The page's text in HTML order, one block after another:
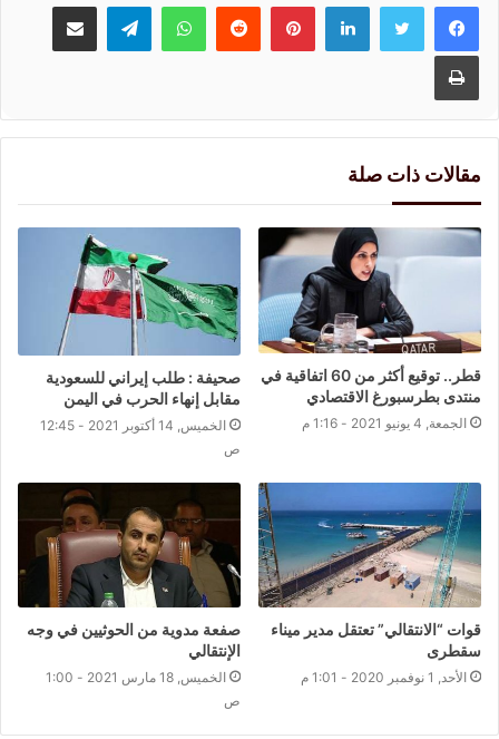
لينكدإنبينتيريست واتسابتيلقرام مشاركة عبر البريد
طباعة
مقالات ذات صلة
قطر.. توقيع أكثر من 60 اتفاقية في
منتدى بطرسبورغ الاقتصادي
الجمعة, 4 يونيو 2021 - 1:16 م
صحيفة : طلب إيراني للسعودية
مقابل إنهاء الحرب في اليمن
الخميس, 14 أكتوبر 2021 - 12:45
ص
قوات “الانتقالي” تعتقل مدير ميناء
سقطرى
الأحد, 1 نوفمبر 2020 - 1:01 م
صفعة مدوية من الحوثيين في وجه
الإنتقالي
الخميس, 18 مارس 2021 - 1:00
ص